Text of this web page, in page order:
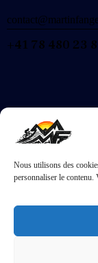
Nous utilisons des
personnaliser le contenu.
+41 78 480 23
J'accepte la